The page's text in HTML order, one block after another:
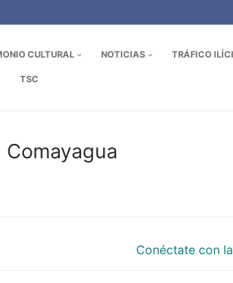
CULTURAL NOTICIAS TRÁFICO
TSC
Entrada
Conéctate con